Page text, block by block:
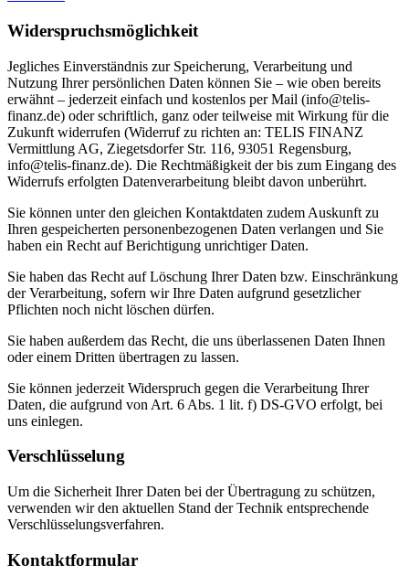
Widerspruchsmöglichkeit
Jegliches Einverständnis zur Speicherung, Verarbeitung und
Nutzung Ihrer persönlichen Daten können Sie – wie oben bereits
erwähnt – jederzeit einfach und kostenlos per Mail (info@telis-
finanz.de) oder schriftlich, ganz oder teilweise mit Wirkung für die
Zukunft widerrufen (Widerruf zu richten an: TELIS FINANZ
Vermittlung AG, Ziegetsdorfer Str. 116, 93051 Regensburg,
info@telis-finanz.de). Die Rechtmäßigkeit der bis zum Eingang des
Widerrufs erfolgten Datenverarbeitung bleibt davon unberührt.
Sie können unter den gleichen Kontaktdaten zudem Auskunft zu
Ihren gespeicherten personenbezogenen Daten verlangen und Sie
haben ein Recht auf Berichtigung unrichtiger Daten.
Sie haben das Recht auf Löschung Ihrer Daten bzw. Einschränkung
der Verarbeitung, sofern wir Ihre Daten aufgrund gesetzlicher
Pflichten noch nicht löschen dürfen.
Sie haben außerdem das Recht, die uns überlassenen Daten Ihnen
oder einem Dritten übertragen zu lassen.
Sie können jederzeit Widerspruch gegen die Verarbeitung Ihrer
Daten, die aufgrund von Art. 6 Abs. 1 lit. f) DS-GVO erfolgt, bei
uns einlegen.
Verschlüsselung
Um die Sicherheit Ihrer Daten bei der Übertragung zu schützen,
verwenden wir den aktuellen Stand der Technik entsprechende
Verschlüsselungsverfahren.
Kontaktformular